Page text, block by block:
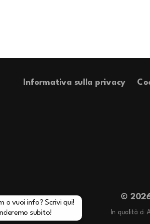
Informativa sulla privacy
©
In qualità di
o vuoi info? Scrivi qui!
subito!